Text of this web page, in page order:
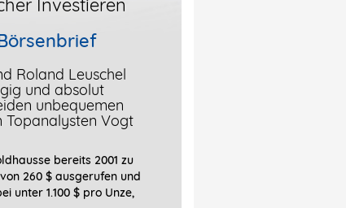
Investieren
Roland Leuschel
und absolut
unbequemen
Topanalysten Vogt
bereits 2001 zu
260 $ ausgerufen und
unter 1.100 $ pro Unze,